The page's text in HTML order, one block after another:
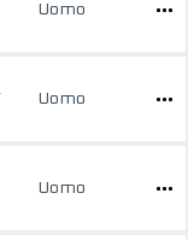
Uomo
Uomo
Uomo